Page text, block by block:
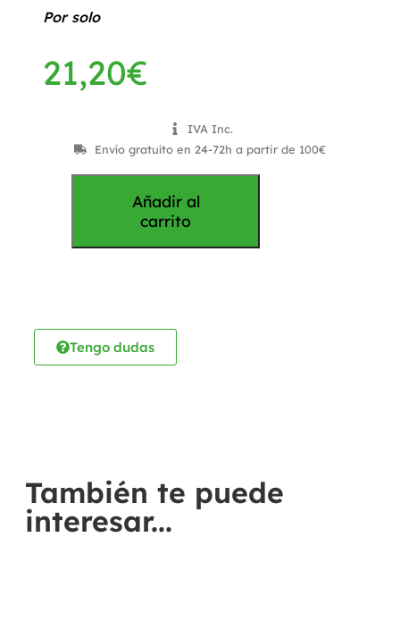
Por solo
21,20€
IVA Inc.
Envío gratuíto en 24-72h a partir de 100€
Añadir al
carrito
Tengo dudas
También te puede
interesar...